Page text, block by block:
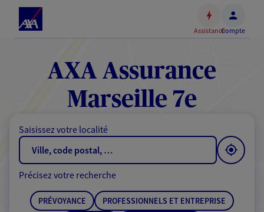
Accéder
contenu
principal
Accéder
au
de
AssistanceCompte
AXA Assurance
Marseille 7e
Saisissez votre localité
Précisez votre recherche
PRÉVOYANCE
PROFESSIONNELS ET ENTREPRISE